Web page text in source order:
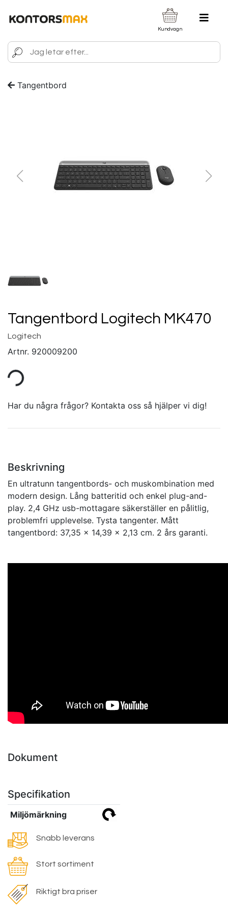
Kundvagn
Tangentbord
Tangentbord Logitech MK470
Logitech
Artnr. 920009200
Har du några frågor? Kontakta oss så hjälper vi dig!
Beskrivning
En ultratunn tangentbords- och muskombination med
modern design. Lång batteritid och enkel plug-and-
play. 2,4 GHz usb-mottagare säkerställer en pålitlig,
problemfri upplevelse. Tysta tangenter. Mått
tangentbord: 37,35 x 14,39 x 2,13 cm. 2 års garanti.
Dokument
Specifikation
Miljömärkning
Snabb leverans
Stort sortiment
Riktigt bra priser